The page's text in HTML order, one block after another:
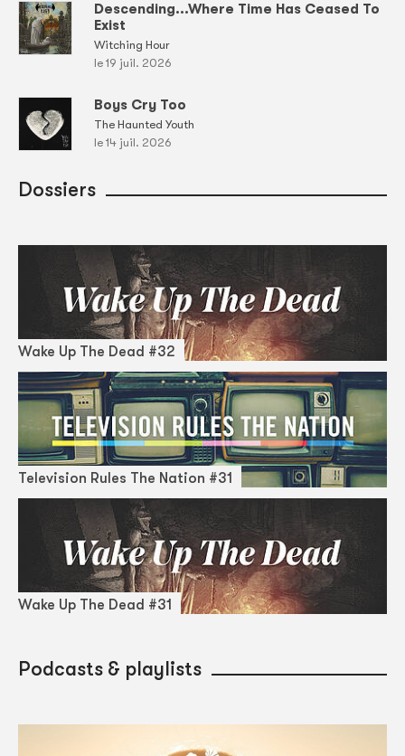
Descending...Where Time Has Ceased To
Exist
Witching Hour
le 19 juil. 2026
Boys Cry Too
The Haunted Youth
le 14 juil. 2026
Dossiers
Wake Up The Dead #32
Television Rules The Nation #31
Wake Up The Dead #31
Podcasts & playlists